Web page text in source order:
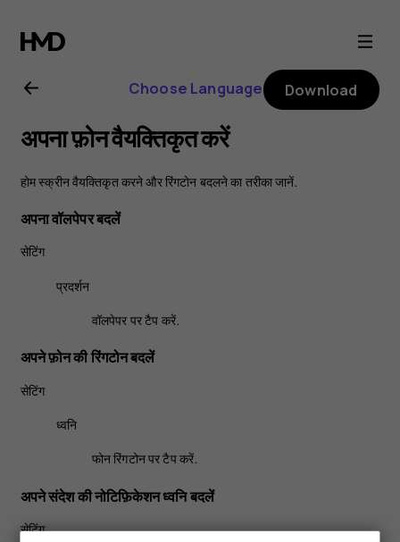
Nokia
8
Sirocco
User
Guide
Choose Language Download
अपना फ़ोन वैयक्तिकृत करें
होम स्क्रीन वैयक्तिकृत करने और रिंगटोन बदलने का तरीका जानें.
अपना वॉलपेपर बदलें
सेटिंग
प्रदर्शन
वॉलपेपर पर टैप करें.
अपने फ़ोन की रिंगटोन बदलें
सेटिंग
ध्वनि
फोन रिंगटोनपर टैप करें.
अपने संदेश की नोटिफ़िकेशन ध्वनि बदलें
सेटिंग